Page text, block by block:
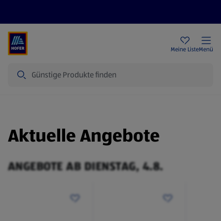
Meine ListeMenü
Aktuelle Angebote
ANGEBOTE AB DIENSTAG, 4.8.